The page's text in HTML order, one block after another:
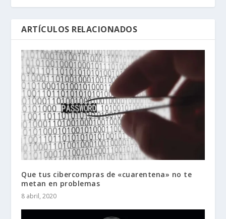
ARTÍCULOS RELACIONADOS
Que tus cibercompras de «cuarentena» no te
metan en problemas
8 abril, 2020